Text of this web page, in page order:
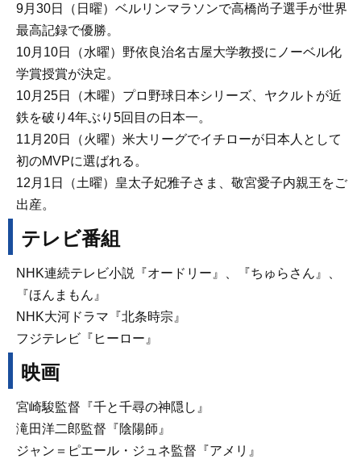
9月30日（日曜）ベルリンマラソンで高橋尚子選手が世界
最高記録で優勝。
10月10日（水曜）野依良治名古屋大学教授にノーベル化
学賞授賞が決定。
10月25日（木曜）プロ野球日本シリーズ、ヤクルトが近
鉄を破り4年ぶり5回目の日本一。
11月20日（火曜）米大リーグでイチローが日本人として
初のMVPに選ばれる。
12月1日（土曜）皇太子妃雅子さま、敬宮愛子内親王をご
出産。
テレビ番組
NHK連続テレビ小説『オードリー』、『ちゅらさん』、
『ほんまもん』
NHK大河ドラマ『北条時宗』
フジテレビ『ヒーロー』
映画
宮崎駿監督『千と千尋の神隠し』
滝田洋二郎監督『陰陽師』
ジャン＝ピエール・ジュネ監督『アメリ』